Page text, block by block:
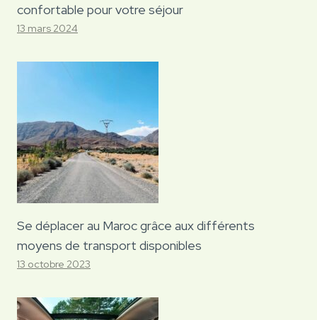
confortable pour votre séjour
13 mars 2024
Se déplacer au Maroc grâce aux différents
moyens de transport disponibles
13 octobre 2023